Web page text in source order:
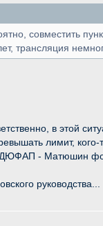
совместить
трансляция
в этой
лимит, кого-
- Матюшин
руководства...